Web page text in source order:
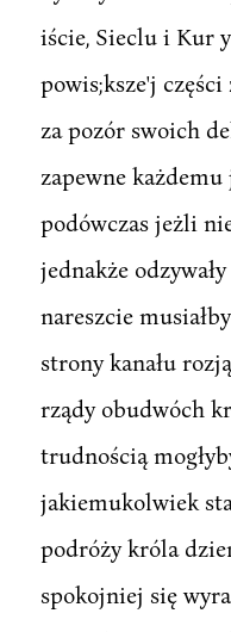
iście, Sieclu i Kur
powis;ksze'j
za pozór swoich
zapewne
podówczas jeżli
jednakże
nareszcie
strony kanału
rządy obudwóch
trudnością
jakiemukolwiek
podróży króla
spokojniej się